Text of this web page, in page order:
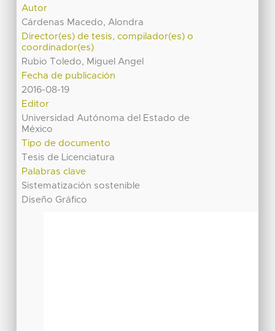
Autor
Cárdenas Macedo, Alondra
Director(es) de tesis, compilador(es) o
coordinador(es)
Rubio Toledo, Miguel Angel
Fecha de publicación
2016-08-19
Editor
Universidad Autónoma del Estado de
México
Tipo de documento
Tesis de Licenciatura
Palabras clave
Sistematización sostenible
Diseño Gráfico